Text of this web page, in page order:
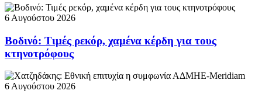
6 Αυγούστου 2026
Βοδινό: Τιμές ρεκόρ, χαμένα κέρδη για τους
κτηνοτρόφους
6 Αυγούστου 2026